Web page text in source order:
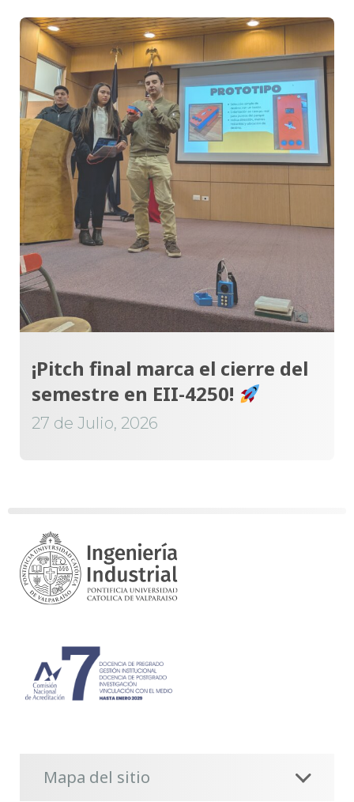
¡Pitch final marca el cierre del
semestre en EII-4250!
27 de Julio, 2026
Mapa del sitio